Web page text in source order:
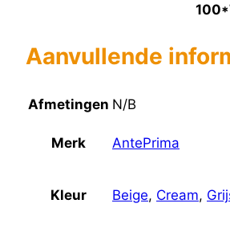
Aanvullende
Afmetingen N/B
Merk AntePrima
Kleur Beige, Cream,